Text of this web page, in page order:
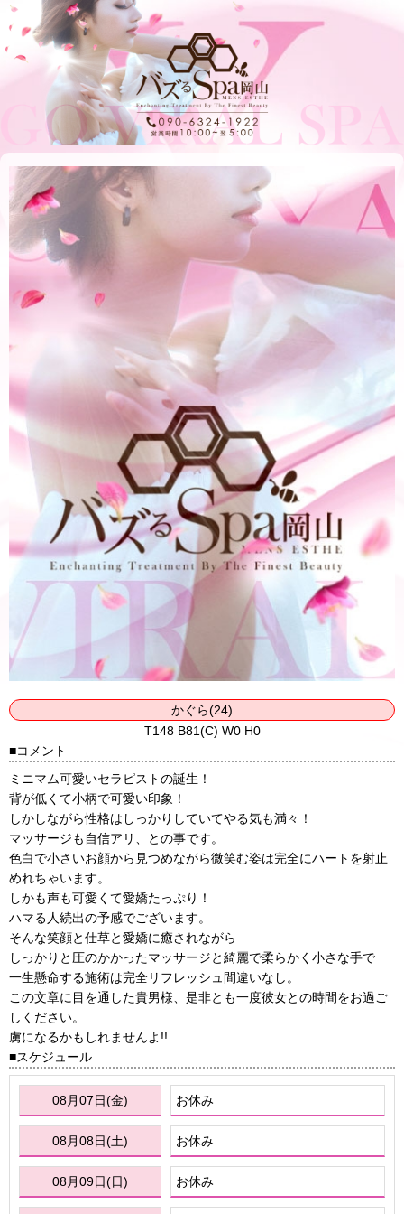
かぐら(24)
T148 B81(C) W0 H0
コメント
ミニマム可愛いセラピストの誕生！
背が低くて小柄で可愛い印象！
しかしながら性格はしっかりしていてやる気も満々！
マッサージも自信アリ、との事です。
色白で小さいお顔から見つめながら微笑む姿は完全にハートを射止
めれちゃいます。
しかも声も可愛くて愛嬌たっぷり！
ハマる人続出の予感でございます。
そんな笑顔と仕草と愛嬌に癒されながら
しっかりと圧のかかったマッサージと綺麗で柔らかく小さな手で
一生懸命する施術は完全リフレッシュ間違いなし。
この文章に目を通した貴男様、是非とも一度彼女との時間をお過ご
しください。
虜になるかもしれませんよ!!
スケジュール
08月07日(金) お休み
08月08日(土) お休み
08月09日(日) お休み